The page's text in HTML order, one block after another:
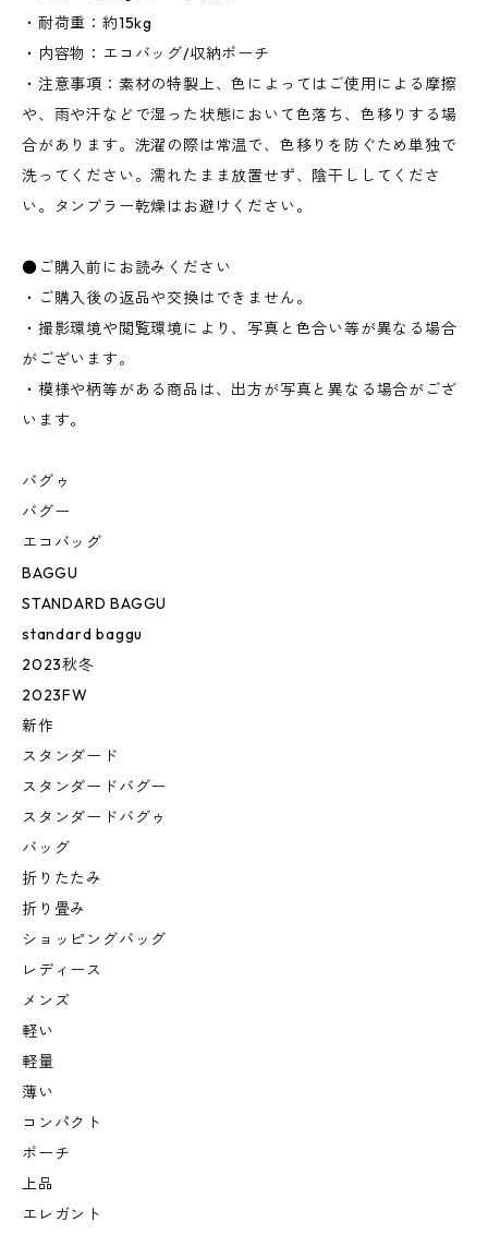
・耐荷重：約15kg
・内容物：エコバッグ/収納ポーチ
・注意事項：素材の特製上、色によってはご使用による摩擦
や、雨や汗などで湿った状態において色落ち、色移りする場
合があります。洗濯の際は常温で、色移りを防ぐため単独で
洗ってください。濡れたまま放置せず、陰干ししてくださ
い。タンブラー乾燥はお避けください。
●ご購入前にお読みください
・ご購入後の返品や交換はできません。
・撮影環境や閲覧環境により、写真と色合い等が異なる場合
がございます。
・模様や柄等がある商品は、出方が写真と異なる場合がござ
います。
バグゥ
バグー
エコバッグ
BAGGU
STANDARD BAGGU
standard baggu
2023秋冬
2023FW
新作
スタンダード
スタンダードバグー
スタンダードバグゥ
バッグ
折りたたみ
折り畳み
ショッピングバッグ
レディース
メンズ
軽い
軽量
薄い
コンパクト
ポーチ
上品
エレガント